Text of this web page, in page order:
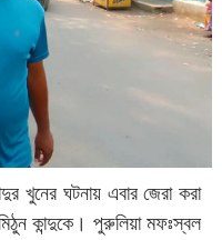
খুনের ঘটনায় এবার জেরা করা
কান্দুকে। পুরুলিয়া মফঃস্বল